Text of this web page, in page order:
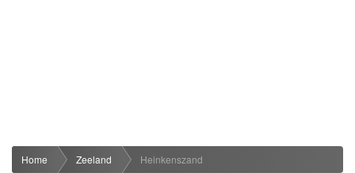
Home Zeeland Heinkenszand